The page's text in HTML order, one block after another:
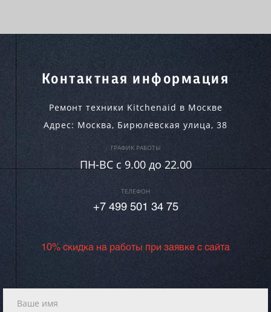
Контактная информация
Ремонт техники Kitchenaid в Москве
Адрес: Москва, Бирюлёвская улица, 38
ГРАФИК РАБОТЫ
ПН-ВC c 9.00 до 22.00
ТЕЛЕФОН
+7 499 501 34 75
10% скидка на работы при заявке с сайта